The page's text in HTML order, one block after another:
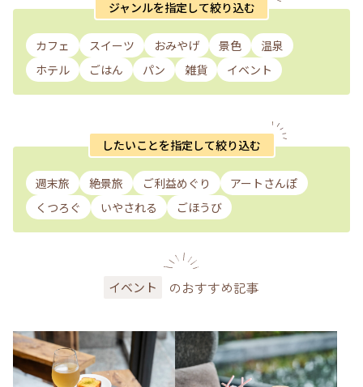
ジャンルを指定して絞り込む
カフェ スイーツ おみやげ 景色
温泉
ホテル
ごはん パン 雑貨 イベント
したいことを指定して絞り込む
週末旅 絶景旅 ご利益めぐり
アートさんぽ
くつろぐ
いやされる ごほうび
イベント のおすすめ記事